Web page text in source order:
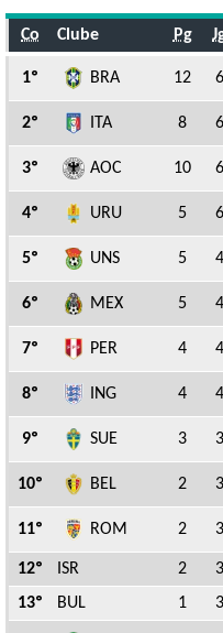
Co Clube Pg
1º BRA 12 6
2º ITA 8 6
3º AOC 10 6
4º URU 5 6
5º UNS 5 4
6º MEX 5 4
7º PER 4 4
8º ING 4 4
9º SUE 3 3
10º BEL 2 3
11º ROM 2 3
12º ISR 2 3
13º
BUL 1 3